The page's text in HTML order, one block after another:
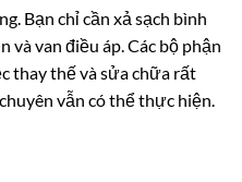
Bạn chỉ cần xả sạch bình
và van điều áp. Các bộ phận
thay thế và sửa chữa rất
vẫn có thể thực hiện.